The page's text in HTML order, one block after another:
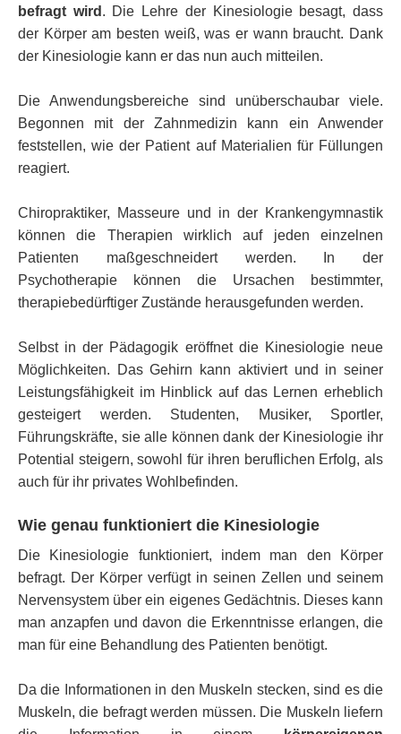
befragt wird . Die Lehre der Kinesiologie besagt, dass
der Körper am besten weiß, was er wann braucht. Dank
der Kinesiologie kann er das nun auch mitteilen.
Die Anwendungsbereiche sind unüberschaubar viele.
Begonnen mit der Zahnmedizin kann ein Anwender
feststellen, wie der Patient auf Materialien für Füllungen
reagiert.
Chiropraktiker, Masseure und in der Krankengymnastik
können die Therapien wirklich auf jeden einzelnen
Patienten maßgeschneidert werden. In der
Psychotherapie können die Ursachen bestimmter,
therapiebedürftiger Zustände herausgefunden werden.
Selbst in der Pädagogik eröffnet die Kinesiologie neue
Möglichkeiten. Das Gehirn kann aktiviert und in seiner
Leistungsfähigkeit im Hinblick auf das Lernen erheblich
gesteigert werden. Studenten, Musiker, Sportler,
Führungskräfte, sie alle können dank der Kinesiologie ihr
Potential steigern, sowohl für ihren beruflichen Erfolg, als
auch für ihr privates Wohlbefinden.
Wie genau funktioniert die Kinesiologie
Die Kinesiologie funktioniert, indem man den Körper
befragt. Der Körper verfügt in seinen Zellen und seinem
Nervensystem über ein eigenes Gedächtnis. Dieses kann
man anzapfen und davon die Erkenntnisse erlangen, die
man für eine Behandlung des Patienten benötigt.
Da die Informationen in den Muskeln stecken, sind es die
Muskeln, die befragt werden müssen. Die Muskeln liefern